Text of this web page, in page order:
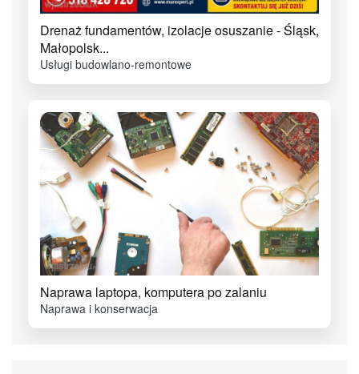
Drenaż fundamentów, izolacje osuszanie - Śląsk,
Małopolsk...
Usługi budowlano-remontowe
Naprawa laptopa, komputera po zalaniu
Naprawa i konserwacja